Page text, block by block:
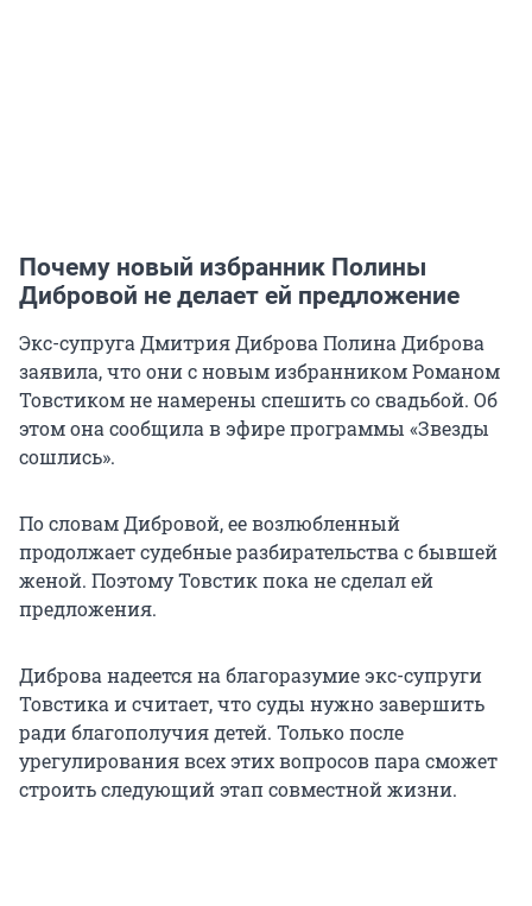
Почему новый избранник Полины
Дибровой не делает ей предложение
Экс-супруга Дмитрия Диброва Полина Диброва
заявила, что они с новым избранником Романом
Товстиком не намерены спешить со свадьбой. Об
этом она сообщила в эфире программы «Звезды
сошлись».
По словам Дибровой, ее возлюбленный
продолжает судебные разбирательства с бывшей
женой. Поэтому Товстик пока не сделал ей
предложения.
Диброва надеется на благоразумие экс-супруги
Товстика и считает, что суды нужно завершить
ради благополучия детей. Только после
урегулирования всех этих вопросов пара сможет
строить следующий этап совместной жизни.